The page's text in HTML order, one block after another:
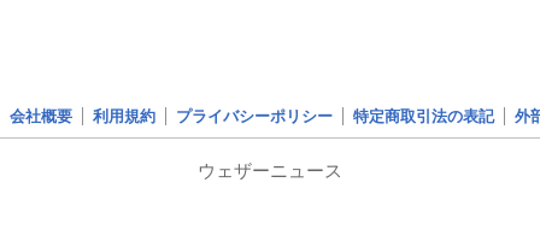
会社概要 利用規約 プライバシーポリシー 特定商取引法の表記 外
ウェザーニュース